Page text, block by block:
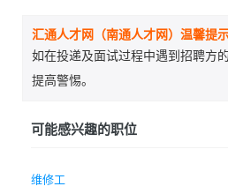
汇通人才网（南通人才网）温馨提示
如在投递及面试过程中遇到招聘方
提高警惕。
可能感兴趣的职位
维修工